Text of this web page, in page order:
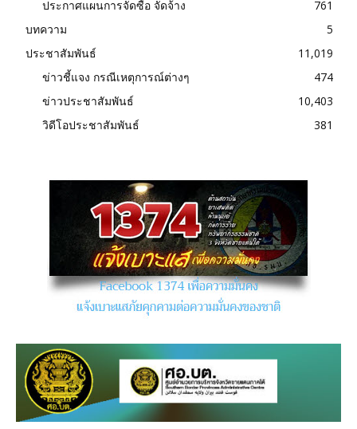
ประกาศแผนการจัดซื้อ จัดจ้าง
761
บทความ
5
ประชาสัมพันธ์
11,019
ข่าวชี้แจง กรณีเหตุการณ์ต่างๆ
474
ข่าวประชาสัมพันธ์
10,403
วิดีโอประชาสัมพันธ์
381